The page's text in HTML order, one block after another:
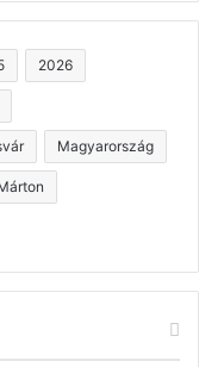
2026
Magyarország